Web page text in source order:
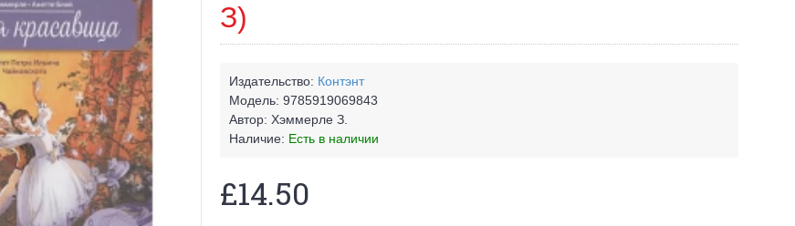
З)
Издательство: Контэнт
Модель: 9785919069843
Автор: Хэммерле З.
Наличие: Есть в наличии
£14.50